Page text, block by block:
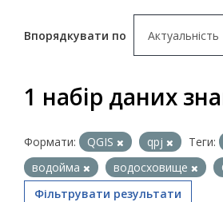
Впорядкувати по
1 набір даних
Формати: QGIS qpj Теги:
водойма
водосховище
Фільтрувати результати